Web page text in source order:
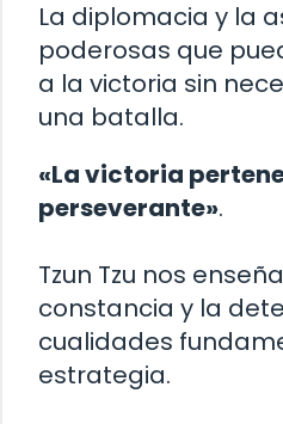
La diplomacia y la
poderosas que
a la victoria sin
una batalla.
«La victoria
perseverante».
Tzun Tzu nos
constancia y la
cualidades
estrategia.